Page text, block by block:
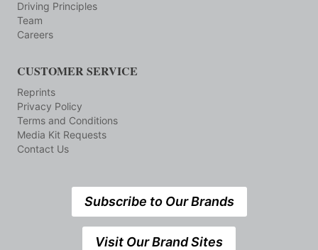
Driving Principles
Team
Careers
CUSTOMER SERVICE
Reprints
Privacy Policy
Terms and Conditions
Media Kit Requests
Contact Us
Subscribe to Our Brands
Visit Our Brand Sites